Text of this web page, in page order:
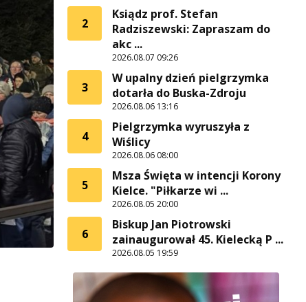
2
Ksiądz prof. Stefan
Radziszewski: Zapraszam do
akc ...
2026.08.07 09:26
3
W upalny dzień pielgrzymka
dotarła do Buska-Zdroju
2026.08.06 13:16
4
Pielgrzymka wyruszyła z
Wiślicy
2026.08.06 08:00
5
Msza Święta w intencji Korony
Kielce. "Piłkarze wi ...
2026.08.05 20:00
6
Biskup Jan Piotrowski
zainaugurował 45. Kielecką P ...
2026.08.05 19:59